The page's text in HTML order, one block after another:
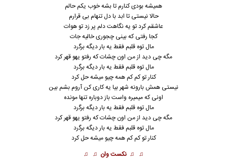
همیشه بودی کنارم تا بشه خوب یکم حالم
حالا نیستی تا ابد با دل تنهام بی قرارم
عاشقم کرد تو یه نگاهت دلم پر زد تو هوات
کجا رفتی که بینی چجوری خالیه جات
مال توه قلبم فقط یه بار دیگه برﮔرد
مگه چی دید از من اون چشات که رفتو یهو قهر کرد
مال توه قلبم فقط یه بار دیگه برﮔرد
کنار تو کم کم همه چیو میشه حل کرد
نیستی همش بارونه شهر بیا یه کاری کن آروم بشم بین
اونی که میمیره واست باز دوباره تنها مونده
مال توه قلبم فقط یه بار دیگه برﮔرد
مگه چی دید از من اون چشات که رفتو یهو قهر کرد
مال توه قلبم فقط یه بار دیگه برﮔرد
کنار تو کم کم همه چیو میشه حل کرد
♫ ♫ نکست وان ♫ ♫